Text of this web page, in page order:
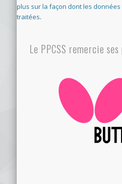
plus sur la façon dont les
traitées.
Le PPCSS remercie